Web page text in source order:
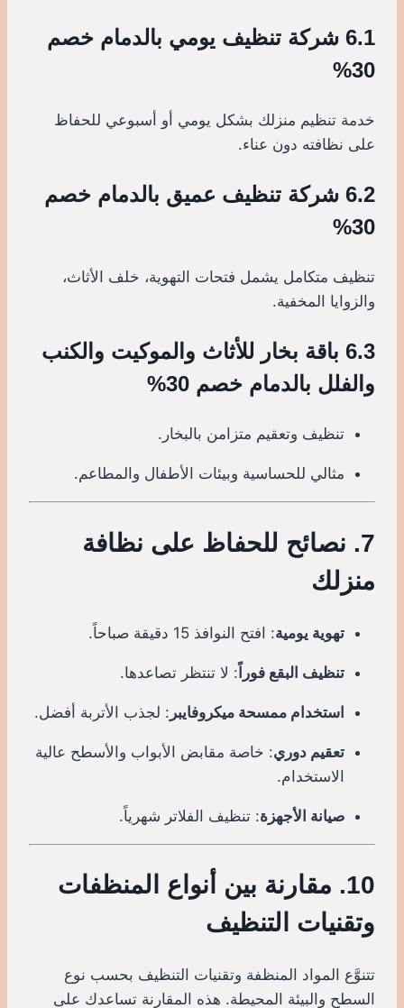
6.1 شركة تنظيف يومي بالدمام خصم
30%
خدمة تنظيم منزلك بشكل يومي أو أسبوعي للحفاظ
على نظافته دون عناء.
6.2 شركة تنظيف عميق بالدمام خصم
30%
تنظيف متكامل يشمل فتحات التهوية، خلف الأثاث،
والزوايا المخفية.
6.3 باقة بخار للأثاث والموكيت والكنب
والفلل بالدمام خصم 30%
تنظيف وتعقيم متزامن بالبخار.
مثالي للحساسية وبيئات الأطفال والمطاعم.
7. نصائح للحفاظ على نظافة
منزلك
تهوية يومية: افتح النوافذ 15 دقيقة صباحاً.
تنظيف البقع فوراً: لا تنتظر تصاعدها.
استخدام ممسحة ميكروفايبر : لجذب الأتربة أفضل.
تعقيم دوري: خاصة مقابض الأبواب والأسطح عالية
الاستخدام.
صيانة الأجهزة: تنظيف الفلاتر شهرياً.
10. مقارنة بين أنواع المنظفات
وتقنيات التنظيف
تتنوَّع المواد المنظفة وتقنيات التنظيف بحسب نوع
السطح والبيئة المحيطة. هذه المقارنة تساعدك على